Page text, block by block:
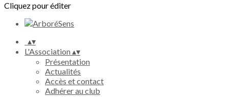
Cliquez pour éditer
▴▾
L'Association▴▾
Présentation
Actualités
Accès et contact
Adhérer au club